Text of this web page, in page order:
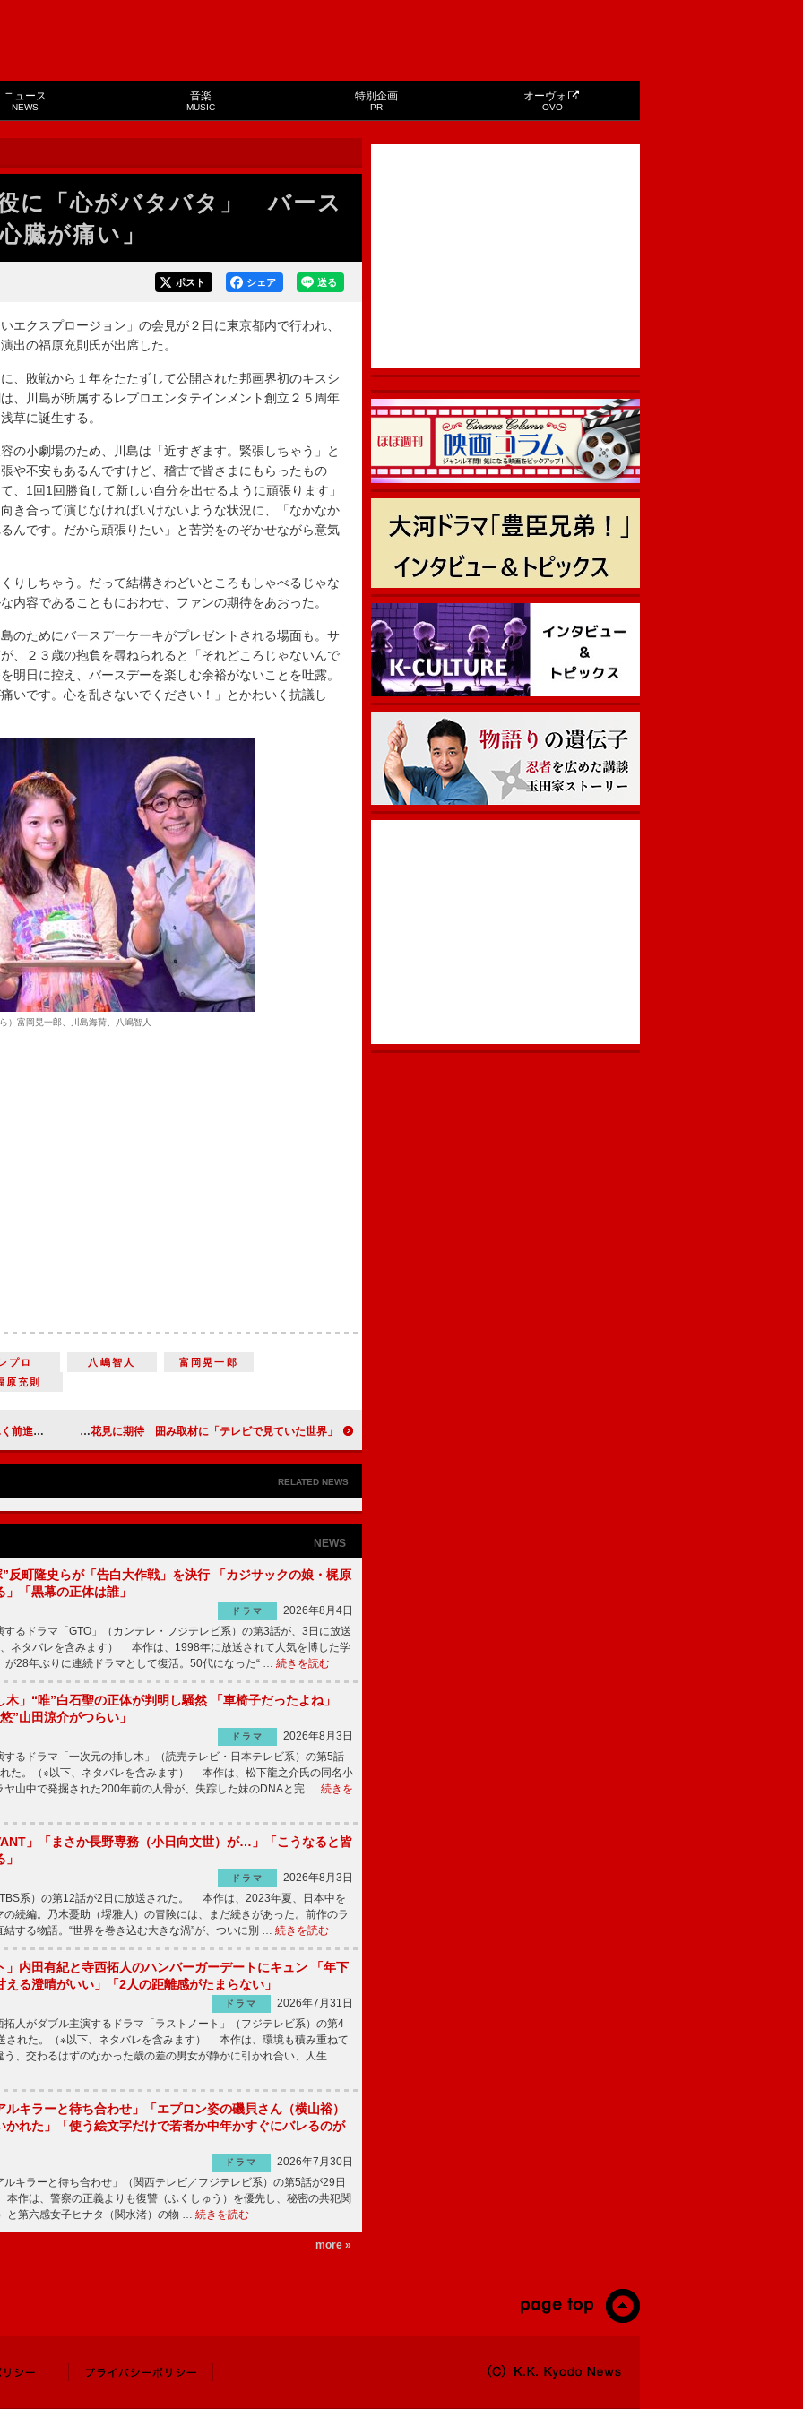
ニュース
NEWS
音楽
MUSIC
特別企画
PR
オーヴォ
OVO
に「心がバタバタ」 バース
臓が痛い」
送る
シェア
ポスト
クスプロージョン」の会見が２日に東京都内で行われ、
出の福原充則氏が出席した。
敗戦から１年をたたずして公開された邦画界初のキスシ
、川島が所属するレプロエンタテインメント創立２５周年
草に誕生する。
小劇場のため、川島は「近すぎます。緊張しちゃう」と
や不安もあるんですけど、稽古で皆さまにもらったもの
、1回1回勝負して新しい自分を出せるように頑張ります」
き合って演じなければいけないような状況に、「なかなか
んです。だから頑張りたい」と苦労をのぞかせながら意気
しちゃう。だって結構きわどいところもしゃべるじゃな
内容であることもにおわせ、ファンの期待をあおった。
ためにバースデーケーキがプレゼントされる場面も。サ
、２３歳の抱負を尋ねられると「それどころじゃないんで
明日に控え、バースデーを楽しむ余裕がないことを吐露。
いです。心を乱さないでください！」とかわいく抗議し
）富岡晃一郎、川島海荷、八嶋智人
プロ 八嶋智人
富岡晃一郎
原充則
りました」 大谷亮平、久々の日本の春、花見に期待 囲み取材に「テレビで見ていた世界」
RELATED NEWS
NEWS
反町隆史らが「告白大作戦」を決行 「カジサックの娘・梶原
「黒幕の正体は誰」
ドラマ
2026年8月4日
るドラマ「GTO」（カンテレ・フジテレビ系）の第3話が、3日に放送
ネタバレを含みます） 本作は、1998年に放送されて人気を博した学
が28年ぶりに連続ドラマとして復活。50代になった“ … 続きを読む
木」“唯”白石聖の正体が判明し騒然 「車椅子だったよね」
”山田涼介がつらい」
ドラマ
2026年8月3日
るドラマ「一次元の挿し木」（読売テレビ・日本テレビ系）の第5話
た。（※以下、ネタバレを含みます） 本作は、松下龍之介氏の同名小
ヤ山中で発掘された200年前の人骨が、失踪した妹のDNAと完 … 続きを
」「まさか長野専務（小日向文世）が…」「こうなると皆
ドラマ
2026年8月3日
系）の第12話が2日に放送された。 本作は、2023年夏、日本中を
の続編。乃木憂助（堺雅人）の冒険には、まだ続きがあった。前作のラ
結する物語。“世界を巻き込む大きな渦”が、ついに別 … 続きを読む
」内田有紀と寺西拓人のハンバーガーデートにキュン 「年下
える澄晴がいい」「2人の距離感がたまらない」
ドラマ
2026年7月31日
人がダブル主演するドラマ「ラストノート」（フジテレビ系）の第4
された。（※以下、ネタバレを含みます） 本作は、環境も積み重ねて
う、交わるはずのなかった歳の差の男女が静かに引かれ合い、人生 …
ルキラーと待ち合わせ」「エプロン姿の磯貝さん（横山裕）
かれた」「使う絵文字だけで若者か中年かすぐにバレるのが
ドラマ
2026年7月30日
キラーと待ち合わせ」（関西テレビ／フジテレビ系）の第5話が29日
作は、警察の正義よりも復讐（ふくしゅう）を優先し、秘密の共犯関
と第六感女子ヒナタ（関水渚）の物 … 続きを読む
more »